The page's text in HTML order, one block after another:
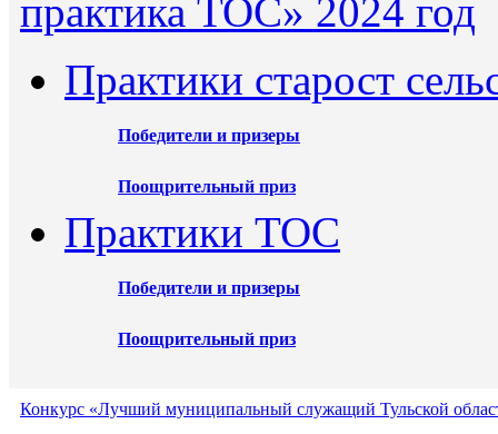
практика ТОС» 2024 год
Практики старост
Победители и призеры
Поощрительный приз
Практики ТОС
Победители и призеры
Поощрительный приз
Конкурс «Лучший муниципальный служащий Тульской